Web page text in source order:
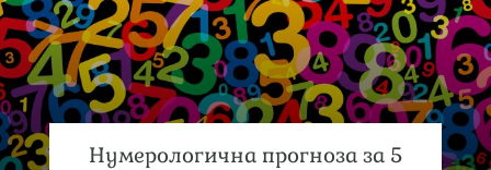
Нумерологична прогноза за 5